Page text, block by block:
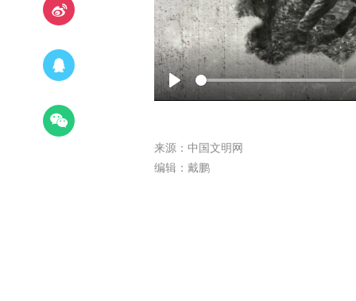
Play
来源：中国文明网
编辑：戴鹏